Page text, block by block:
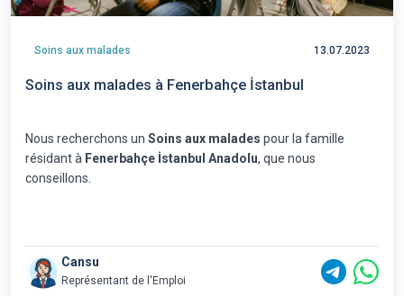
Soins aux malades 13.07.2023
Soins aux malades à Fenerbahçe İstanbul
Nous recherchons un Soins aux malades pour la famille
résidant à Fenerbahçe İstanbul Anadolu, que nous
conseillons.
Cansu
Représentant de l'Emploi